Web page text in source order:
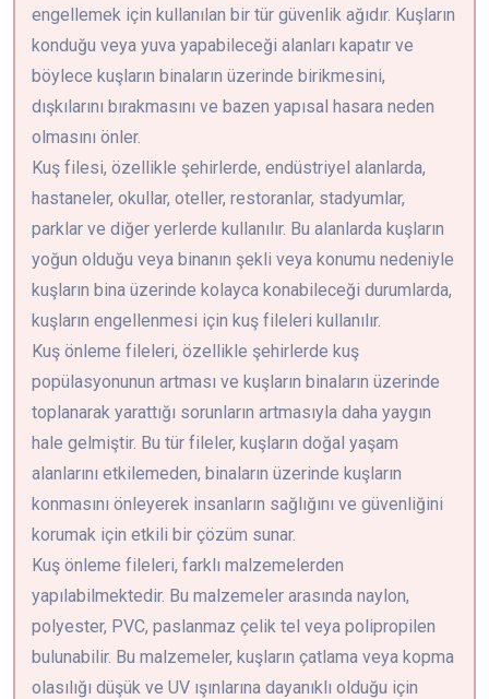
engellemek için kullanılan bir tür güvenlik ağıdır. Kuşların
konduğu veya yuva yapabileceği alanları kapatır ve
böylece kuşların binaların üzerinde birikmesini,
dışkılarını bırakmasını ve bazen yapısal hasara neden
olmasını önler.
Kuş filesi, özellikle şehirlerde, endüstriyel alanlarda,
hastaneler, okullar, oteller, restoranlar, stadyumlar,
parklar ve diğer yerlerde kullanılır. Bu alanlarda kuşların
yoğun olduğu veya binanın şekli veya konumu nedeniyle
kuşların bina üzerinde kolayca konabileceği durumlarda,
kuşların engellenmesi için kuş fileleri kullanılır.
Kuş önleme fileleri, özellikle şehirlerde kuş
popülasyonunun artması ve kuşların binaların üzerinde
toplanarak yarattığı sorunların artmasıyla daha yaygın
hale gelmiştir. Bu tür fileler, kuşların doğal yaşam
alanlarını etkilemeden, binaların üzerinde kuşların
konmasını önleyerek insanların sağlığını ve güvenliğini
korumak için etkili bir çözüm sunar.
Kuş önleme fileleri, farklı malzemelerden
yapılabilmektedir. Bu malzemeler arasında naylon,
polyester, PVC, paslanmaz çelik tel veya polipropilen
bulunabilir. Bu malzemeler, kuşların çatlama veya kopma
olasılığı düşük ve UV ışınlarına dayanıklı olduğu için